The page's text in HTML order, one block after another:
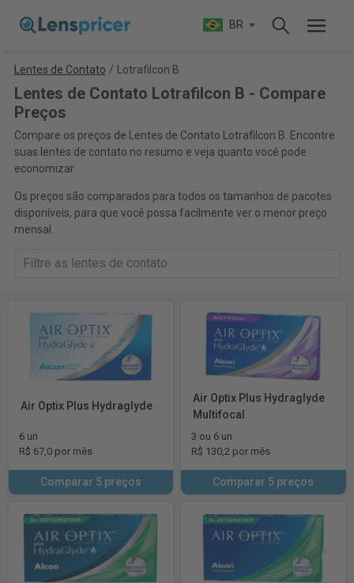
BR
Lentes de Contato / Lotrafilcon B
Lentes de Contato Lotrafilcon B - Compare
Preços
Compare os preços de Lentes de Contato Lotrafilcon B. Encontre
suas lentes de contato no resumo e veja quanto você pode
economizar.
Os preços são comparados para todos os tamanhos de pacotes
disponíveis, para que você possa facilmente ver o menor preço
mensal.
Air Optix Plus Hydraglyde
6 un
R$ 67,0 por mês
Comparar 5 preços
Air Optix Plus Hydraglyde
Multifocal
3 ou 6 un
R$ 130,2 por mês
Comparar 5 preços